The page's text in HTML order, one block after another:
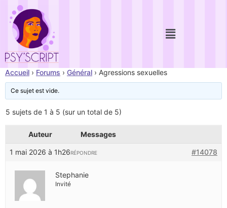
Accueil › Forums › Général › Agressions sexuelles
Ce sujet est vide.
5 sujets de 1 à 5 (sur un total de 5)
Auteur Messages
1 mai 2026 à 1h26 #14078
RÉPONDRE
Stephanie
Invité